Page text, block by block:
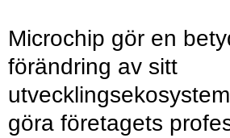
Microchip gör en
förändring av sitt
göra företagets